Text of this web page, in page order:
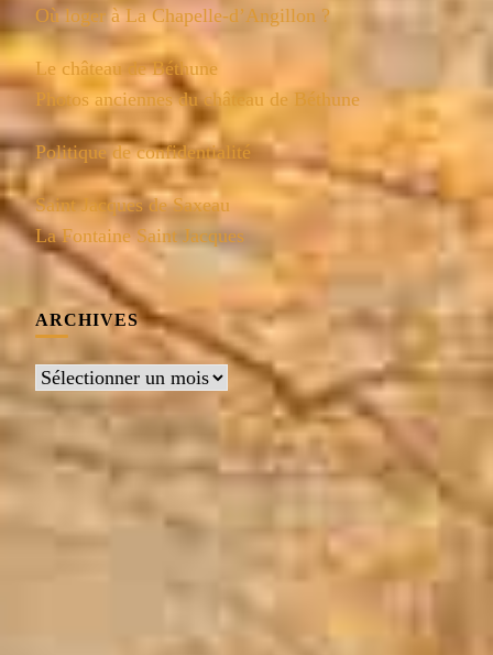
Où loger à La Chapelle-d’Angillon ?
Le château de Béthune
Photos anciennes du château de Béthune
Politique de confidentialité
Saint Jacques de Saxeau
La Fontaine Saint Jacques
ARCHIVES
Archives